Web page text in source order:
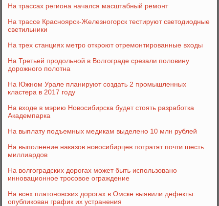
На трассах региона начался масштабный ремонт
На трассе Красноярск-Железногорск тестируют светодиодные
светильники
На трех станциях метро откроют отремонтированные входы
На Третьей продольной в Волгограде срезали половину
дорожного полотна
На Южном Урале планируют создать 2 промышленных
кластера в 2017 году
На входе в мэрию Новосибирска будет стоять разработка
Академпарка
На выплату подъемных медикам выделено 10 млн рублей
На выполнение наказов новосибирцев потратят почти шесть
миллиардов
На волгоградских дорогах может быть использовано
инновационное тросовое ограждение
На всех платоновских дорогах в Омске выявили дефекты:
опубликован график их устранения